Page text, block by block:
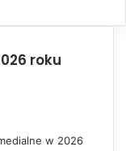
roku
w 2026